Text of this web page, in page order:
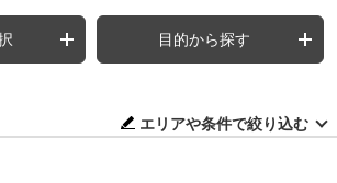
目的から探す
エリアや条件で絞り込む